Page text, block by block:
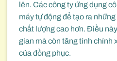
lên. Các công ty ứng dụng
máy tự động để tạo ra
chất lượng cao hơn. Điều
gian mà còn tăng tính chính
của đồng phục.